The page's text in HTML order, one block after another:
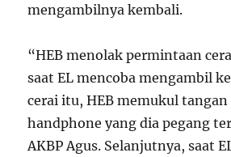
mengambilnya kembali.
“HEB menolak permintaan
saat EL mencoba mengambil
cerai itu, HEB memukul tangan
handphone yang dia pegang
AKBP Agus. Selanjutnya, saat